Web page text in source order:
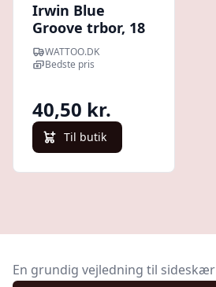
Irwin Blue
Groove trbor, 18
mm x 165 mm
WATTOO.DK
Bedste pris
40,50 kr.
Til butik
En grundig vejledning til sideskær